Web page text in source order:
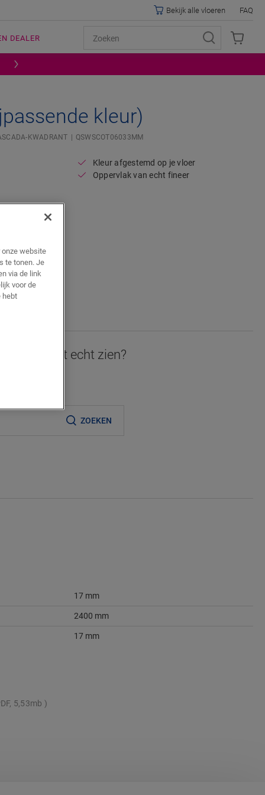
DEALER
Bekijk alle vloeren FAQ
kleur)
KWADRANT QSWSCOT06033MM
Kleur afgestemd op je vloer
Oppervlak van echt fineer
in het echt zien?
verkooppunt
ZOEKEN
17 mm
2400 mm
17 mm
5,53mb
onze website
te tonen. Je
via de link
voor de
hebt